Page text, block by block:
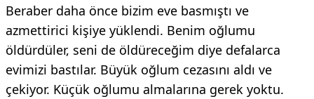
Beraber daha önce bizim eve basmıştı ve
azmettirici kişiye yüklendi. Benim oğlumu
öldürdüler, seni de öldüreceğim diye defalarca
evimizi bastılar. Büyük oğlum cezasını aldı ve
çekiyor. Küçük oğlumu almalarına gerek yoktu.